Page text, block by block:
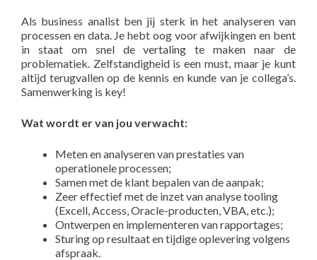
Als business analist ben jij sterk in het analyseren van
processen en data. Je hebt oog voor afwijkingen en bent
in staat om snel de vertaling te maken naar de
problematiek. Zelfstandigheid is een must, maar je kunt
altijd terugvallen op de kennis en kunde van je collega’s.
Samenwerking is key!
Wat wordt er van jou verwacht:
Meten en analyseren van prestaties van
operationele processen;
Samen met de klant bepalen van de aanpak;
Zeer effectief met de inzet van analyse tooling
(Excell, Access, Oracle-producten, VBA, etc.);
Ontwerpen en implementeren van rapportages;
Sturing op resultaat en tijdige oplevering volgens
afspraak.